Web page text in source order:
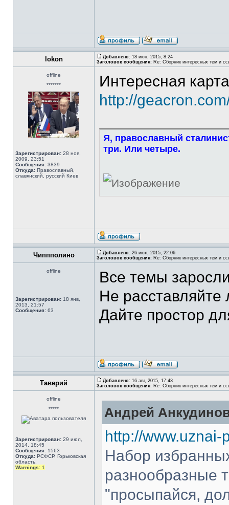
lokon Добавлено: 18 июн, 2015, 8:24
Заголовок сообщения: Re: Сборник интересных тем и
offline
*******
Зарегистрирован: 28 ноя,
2009, 23:51
Сообщения: 3839
Откуда: Православный,
славянский, русский Киев
Интересная
http://
Я, православный
три. Или четыре.
Чиппполино Добавлено: 26 июл, 2015, 22:06
Заголовок сообщения: Re: Сборник интересных тем и
offline
Зарегистрирован: 18 янв,
2013, 21:57
Сообщения: 63
Все темы
Не
Дайте простор
Таверий Добавлено: 16 авг, 2015, 17:43
Заголовок сообщения: Re: Сборник интересных тем и
offline
*****
Зарегистрирован: 29 июл,
2014, 18:45
Сообщения: 1563
Откуда: РСФСР. Горьковская
область.
Warnings: 1
Андрей
http://www.uznai-
Набор
разнообразные
"просыпайся,